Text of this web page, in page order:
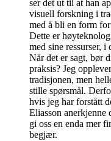
ser det ut til at han
visuell forskning i
med å bli en form
Dette er
med sine ressurser,
Når det er sagt, bør
praksis? Jeg
tradisjonen, men
stille spørsmål.
hvis jeg har forstått
Eliasson anerkjenne
gi oss en enda mer
begjær.